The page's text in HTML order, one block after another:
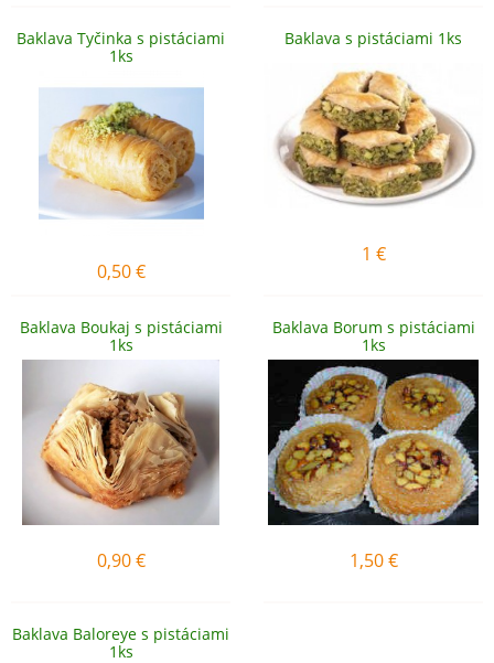
Baklava Tyčinka s pistáciami
1ks
0,50 €
Baklava s pistáciami 1ks
1 €
Baklava Boukaj s pistáciami
1ks
0,90 €
Baklava Borum s pistáciami
1ks
1,50 €
Baklava Baloreye s pistáciami
1ks